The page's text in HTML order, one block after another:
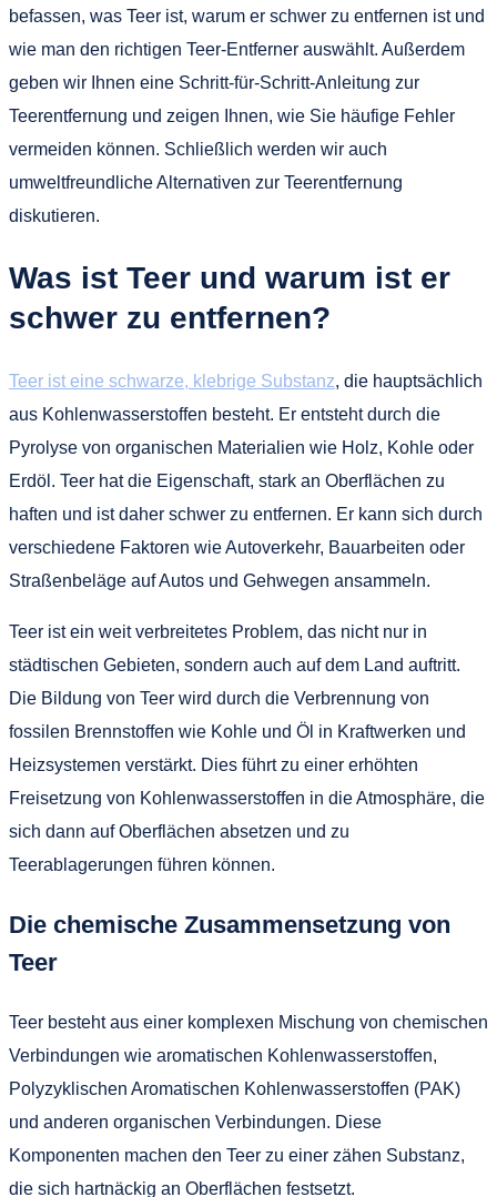
befassen, was Teer ist, warum er schwer zu entfernen ist und
wie man den richtigen Teer-Entferner auswählt. Außerdem
geben wir Ihnen eine Schritt-für-Schritt-Anleitung zur
Teerentfernung und zeigen Ihnen, wie Sie häufige Fehler
vermeiden können. Schließlich werden wir auch
umweltfreundliche Alternativen zur Teerentfernung
diskutieren.
Was ist Teer und warum ist er
schwer zu entfernen?
Teer ist eine schwarze, klebrige Substanz, die hauptsächlich
aus Kohlenwasserstoffen besteht. Er entsteht durch die
Pyrolyse von organischen Materialien wie Holz, Kohle oder
Erdöl. Teer hat die Eigenschaft, stark an Oberflächen zu
haften und ist daher schwer zu entfernen. Er kann sich durch
verschiedene Faktoren wie Autoverkehr, Bauarbeiten oder
Straßenbeläge auf Autos und Gehwegen ansammeln.
Teer ist ein weit verbreitetes Problem, das nicht nur in
städtischen Gebieten, sondern auch auf dem Land auftritt.
Die Bildung von Teer wird durch die Verbrennung von
fossilen Brennstoffen wie Kohle und Öl in Kraftwerken und
Heizsystemen verstärkt. Dies führt zu einer erhöhten
Freisetzung von Kohlenwasserstoffen in die Atmosphäre, die
sich dann auf Oberflächen absetzen und zu
Teerablagerungen führen können.
Die chemische Zusammensetzung von
Teer
Teer besteht aus einer komplexen Mischung von chemischen
Verbindungen wie aromatischen Kohlenwasserstoffen,
Polyzyklischen Aromatischen Kohlenwasserstoffen (PAK)
und anderen organischen Verbindungen. Diese
Komponenten machen den Teer zu einer zähen Substanz,
die sich hartnäckig an Oberflächen festsetzt.